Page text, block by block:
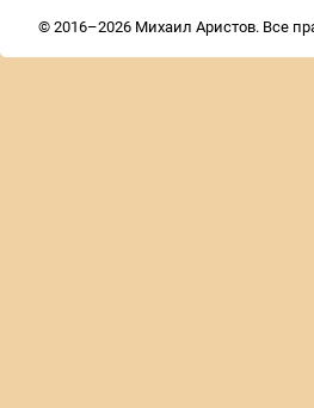
© 2016–2026 Михаил Аристов. Все